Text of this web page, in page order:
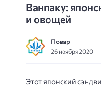
Ванпаку:
и овощей
Повар
26 ноября 2020
Этот японский